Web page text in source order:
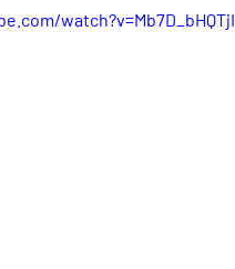
watch?v=Mb7D_bHQTjI